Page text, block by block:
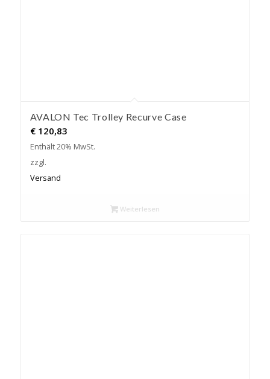
AVALON Tec Trolley Recurve Case
€120,83
Enthält 20% MwSt.
zzgl.
Versand
Weiterlesen